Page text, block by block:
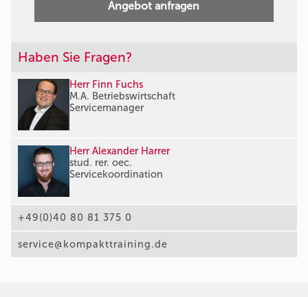
Angebot anfragen
Haben Sie Fragen?
Herr Finn Fuchs
M.A. Betriebswirtschaft
Servicemanager
Herr Alexander Harrer
stud. rer. oec.
Servicekoordination
+49(0)40 80 81 375 0
service@kompakttraining.de